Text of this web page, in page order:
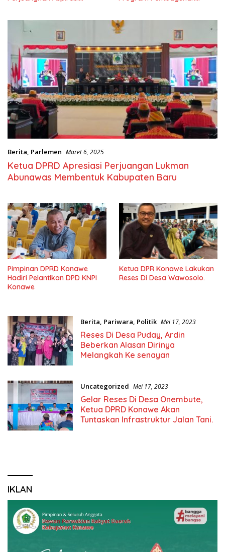
Berita, Parlemen Maret 6, 2025
Ketua DPRD Apresiasi Perjuangan Lukman
Abunawas Membentuk Kabupaten Baru
Pimpinan DPRD Konawe
Hadiri Pelantikan DPD KNPI
Konawe
Ketua DPR Konawe Lakukan
Reses Di Desa Wawosolo.
Berita, Pariwara, Politik Mei 17, 2023
Reses Di Desa Puday, Ardin
Beberkan Alasan Dirinya
Melangkah Ke senayan
Uncategorized Mei 17, 2023
Gelar Reses Di Desa Onembute,
Ketua DPRD Konawe Akan
Tuntaskan Infrastruktur Jalan Tani.
IKLAN